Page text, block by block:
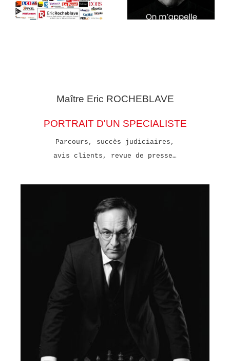
Maître Eric ROCHEBLAVE
PORTRAIT D'UN SPECIALISTE
Parcours, succès judiciaires,
avis clients, revue de presse…